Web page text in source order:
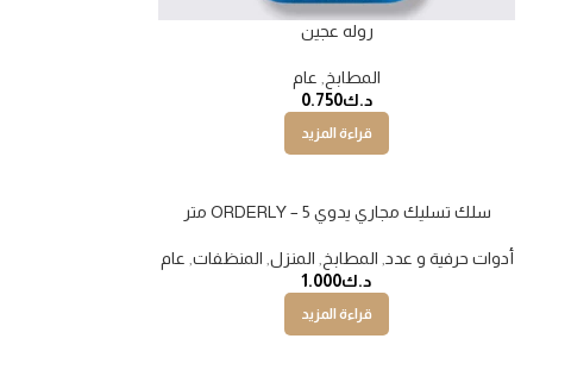
روله عجين
المطابخ
عام
د.ك0.750
قراءة المزيد
سلك تسليك مجاري يدوي ORDERLY – 5 متر
أدوات حرفية و عدد المطابخ المنزل المنظفات عام
د.ك1.000
قراءة المزيد